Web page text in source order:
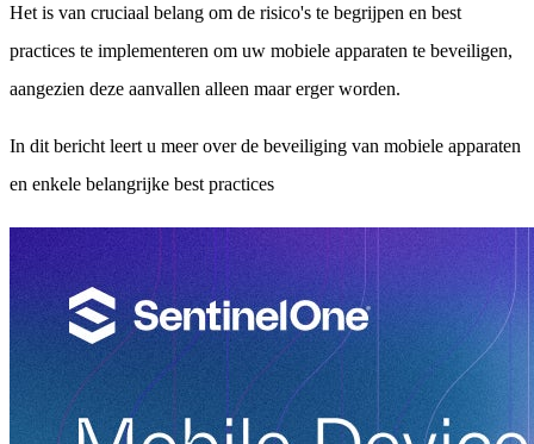
Het is van cruciaal belang om de risico's te begrijpen en best
practices te implementeren om uw mobiele apparaten te beveiligen,
aangezien deze aanvallen alleen maar erger worden.
In dit bericht leert u meer over de beveiliging van mobiele apparaten
en enkele belangrijke best practices